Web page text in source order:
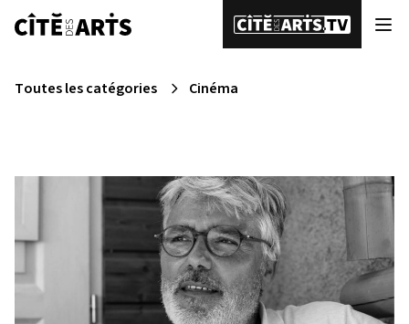
Toutes les catégories Cinéma